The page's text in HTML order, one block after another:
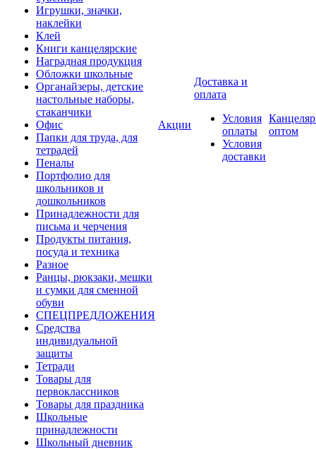
Игрушки, значки,
наклейки
Клей
Книги канцелярские
Наградная продукция
Обложки школьные
Органайзеры, детские
настольные наборы,
стаканчики
Офис
Папки для труда, для
тетрадей
Пеналы
Портфолио для
школьников и
дошкольников
Принадлежности для
письма и черчения
Продукты питания,
посуда и техника
Разное
Ранцы, рюкзаки, мешки
и сумки для сменной
обуви
СПЕЦПРЕДЛОЖЕНИЯ
Средства
индивидуальной
защиты
Тетради
Товары для
первоклассников
Товары для праздника
Школьные
принадлежности
Школьный дневник
Акции
Доставка и
оплата
Условия
оплаты
Условия
доставки
оптом